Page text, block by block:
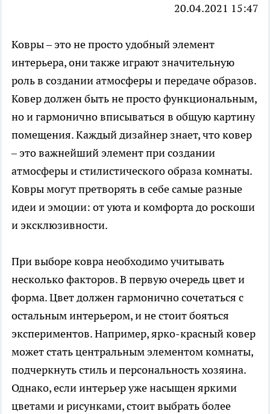
20.04.2021 15:47
Ковры– это не просто удобный элемент
интерьера, они также играют значительную
роль в создании атмосферы и передаче образов.
Ковер должен быть не просто функциональным,
но и гармонично вписываться в общую картину
помещения. Каждый дизайнер знает, что ковер
– это важнейший элемент при создании
атмосферы и стилистического образа комнаты.
Ковры могут претворять в себе самые разные
идеи и эмоции: от уюта и комфорта до роскоши
и эксклюзивности.
При выборе ковра необходимо учитывать
несколько факторов. В первую очередь цвет и
форма. Цвет должен гармонично сочетаться с
остальным интерьером, и не стоит бояться
экспериментов. Например, ярко-красный ковер
может стать центральным элементом комнаты,
подчеркнуть стиль и персональность хозяина.
Однако, если интерьер уже насыщен яркими
цветами и рисунками, стоит выбрать более